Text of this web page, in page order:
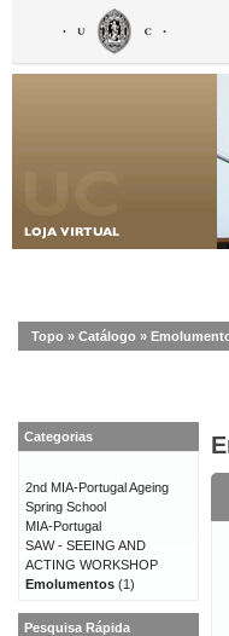
Topo » Catálogo »
Categorias
2nd MIA-Portugal Ageing
Spring School
MIA-Portugal
SAW - SEEING AND
ACTING WORKSHOP
Emolumentos (1)
Pesquisa Rápida